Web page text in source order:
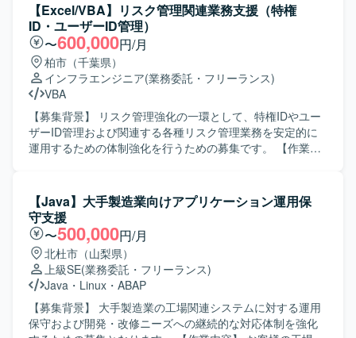
【Excel/VBA】リスク管理関連業務支援（特権
ID・ユーザーID管理）
〜600,000円/月
柏市（千葉県）
インフラエンジニア(業務委託・フリーランス)
VBA
【募集背景】 リスク管理強化の一環として、特権IDやユー
ザーID管理および関連する各種リスク管理業務を安定的に
運用するための体制強化を行うための募集です。 【作業内
す。 ・NotesDBで管理されているグループID情報に対し
て、夜間バッチによるID更新作業を実施いたします。 ・サ
ーバー単位で適用対象となるセキュリティパッチの洗い出
しと、対象サーバーの一覧作成を行います。 ・本稼働した
サーバーのNotesDB登録およびEOSを実施したサーバーの
NotesDB削除対応を行います。 ・サーバーから取得したID
リストとNotesDBの登録内容との整合性チェックを行い、
不整合があった場合の調査および問い合わせ対応を実施い
たします。 【求める人物像】 ・丁寧かつ正確にデータを扱
【Java】大手製造業向けアプリケーション運用保
守支援
〜500,000円/月
北杜市（山梨県）
上級SE(業務委託・フリーランス)
Java ・ Linux ・ ABAP
【募集背景】 大手製造業の工場関連システムに対する運用
保守および開発・改修ニーズへの継続的な対応体制を強化